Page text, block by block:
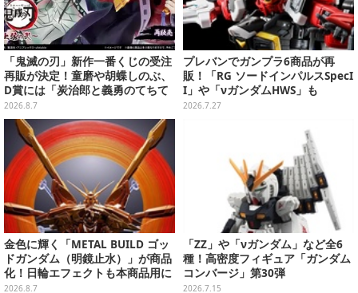
「鬼滅の刃」新作一番くじの受注
再販が決定！童磨や胡蝶しのぶ、
D賞には「炭治郎と義勇のてちて
ちフィギュア」も
2026.8.7
プレバンでガンプラ6商品が再
販！「RG ソードインパルスSpecI
I」や「νガンダムHWS」も
2026.7.27
金色に輝く「METAL BUILD ゴッ
ドガンダム（明鏡止水）」が商品
化！日輪エフェクトも本商品用に
刷新した豪華仕様
2026.8.7
「ZZ」や「νガンダム」など全6
種！高密度フィギュア「ガンダム
コンバージ」第30弾
2026.7.15